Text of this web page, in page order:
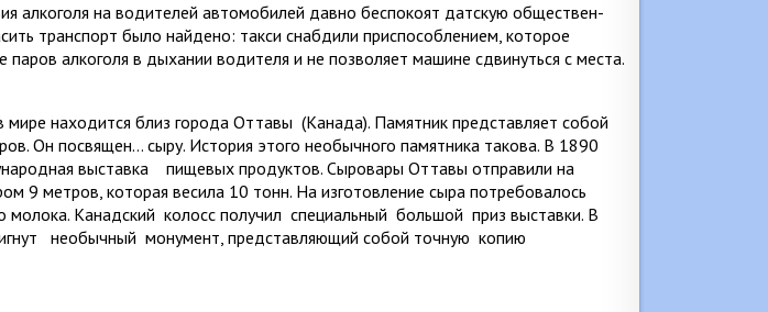
алкоголя на води­телей автомобилей давно беспокоят датскую обществен­
транспорт было найдено: такси снабдили приспособлением, которое
паров алкоголя в дыхании водителя и не позволяет машине сдвинуться с места.
мире находится близ города Оттавы (Канада). Памятник представляет собой
Он посвя­щен… сыру. История этого необычного памятника такова. В 1890
выставка
пищевых продуктов. Сыровары Оттавы от­правили на
9 мет­ров, которая весила 10 тонн. На изготовление сыра потребовалось
молока. Канадский колосс получил специальный большой приз выставки. В
необычный монумент, представляющий собой точную ко­пию